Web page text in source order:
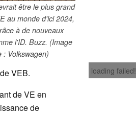
être le plus grand
au monde d'ici 2024,
à de nouveaux
l'ID. Buzz. (Image
: Volkswagen)
loading failed!
VEB.
de VE en
de